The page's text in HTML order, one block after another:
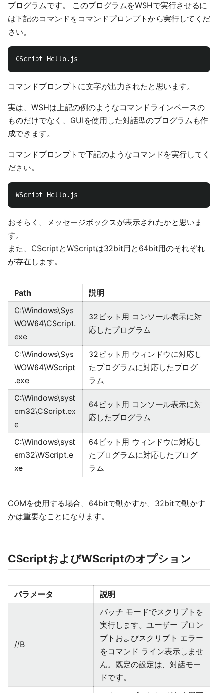
プログラムです。 このプログラムをWSHで実行させるに
は下記のコマンドをコマンドプロンプトから実行してくだ
さい。
コマンドプロンプトに文字が出力されたと思います。
実は、WSHは上記の例のようなコマンドラインベースの
ものだけでなく、GUIを使用した対話型のプログラムも作
成できます。
コマンドプロンプトで下記のようなコマンドを実行してく
ださい。
おそらく、メッセージボックスが表示されたかと思いま
す。
また、CScriptとWScriptは32bit用と64bit用のそれぞれ
が存在します。
Path
説明
C:\Windows\Sys
WOW64\CScript.
exe
32ビット用 コンソール表示に対
応したプログラム
C:\Windows\Sys
WOW64\WScript
.exe
32ビット用 ウィンドウに対応し
たプログラムに対応したプログ
ラム
C:\Windows\syst
em32\CScript.ex
e
64ビット用 コンソール表示に対
応したプログラム
C:\Windows\syst
em32\WScript.e
xe
64ビット用 ウィンドウに対応し
たプログラムに対応したプログ
ラム
COMを使用する場合、64bitで動かすか、32bitで動かす
かは重要なことになります。
CScriptおよびWScriptのオプション
パラメータ 説明
//B
バッチ モードでスクリプトを
実行します。ユーザー プロン
プトおよびスクリプト エラー
をコマンド ライン表示しませ
ん。既定の設定は、対話モー
ドです。